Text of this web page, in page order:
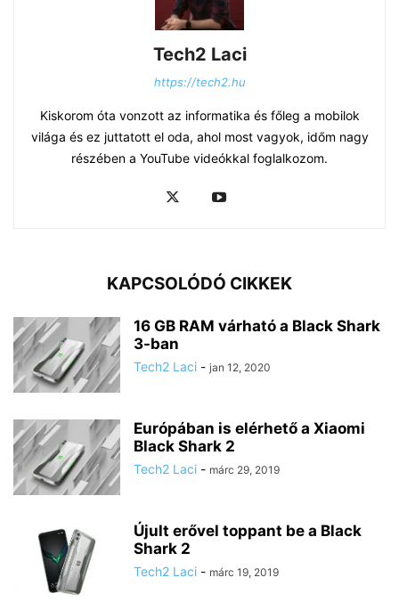
Tech2 Laci
https://tech2.hu
Kiskorom óta vonzott az informatika és főleg a mobilok
világa és ez juttatott el oda, ahol most vagyok, időm nagy
részében a YouTube videókkal foglalkozom.
KAPCSOLÓDÓ CIKKEK
16 GB RAM várható a Black Shark
3-ban
Tech2 Laci - jan 12, 2020
Európában is elérhető a Xiaomi
Black Shark 2
Tech2 Laci - márc 29, 2019
Újult erővel toppant be a Black
Shark 2
Tech2 Laci - márc 19, 2019